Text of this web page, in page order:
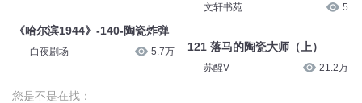
《哈尔滨1944》-140-陶瓷炸弹
白夜剧场 5.7万
文轩书苑 5
121 落马的陶瓷大师（上）
苏醒V 21.2万
您是不是在找：